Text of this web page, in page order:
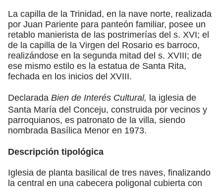
La capilla de la Trinidad, en la nave norte, realizada
por Juan Pariente para panteón familiar, posee un
retablo manierista de las postrimerías del s. XVI; el
de la capilla de la Virgen del Rosario es barroco,
realizándose en la segunda mitad del s. XVIII; de
ese mismo estilo es la estatua de Santa Rita,
fechada en los inicios del XVIII.
Declarada Bien de Interés Cultural, la iglesia de
Santa María del Conceju, construida por vecinos y
parroquianos, es patronato de la villa, siendo
nombrada Basílica Menor en 1973.
Descripción tipológica
Iglesia de planta basilical de tres naves, finalizando
la central en una cabecera poligonal cubierta con